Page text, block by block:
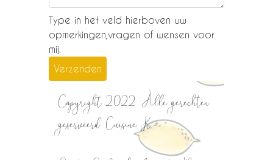
Type in het veld hierboven uw
opmerkingen,vragen of wensen voor
mij.
Copyright 2022. Alle gerechten
geserveerd, Cuisine K.